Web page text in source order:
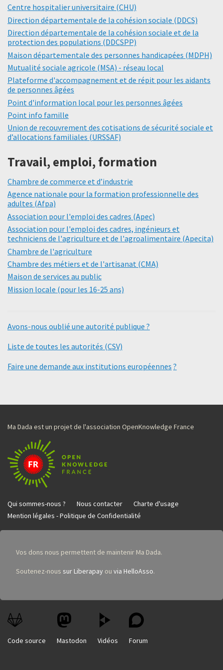
Centre hospitalier universitaire (CHU)
Direction départementale de la cohésion sociale (DDCS)
Direction départementale de la cohésion sociale et de la
protection des populations (DDCSPP)
Maison départementale des personnes handicapées (MDPH)
Mutualité sociale agricole (MSA) - réseau local
Plateforme d'accompagnement et de répit pour les aidants
de personnes âgées
Point d'information local pour les personnes âgées
Point info famille
Union de recouvrement des cotisations de sécurité sociale et
d’allocations familiales (URSSAF)
Travail, emploi, formation
Chambre de commerce et d’industrie
Agence nationale pour la formation professionnelle des
adultes (Afpa)
Association pour l'emploi des cadres (Apec)
Association pour l'emploi des cadres, ingénieurs et
techniciens de l'agriculture et de l'agroalimentaire (Apecita)
Chambre de l'agriculture
Chambre des métiers et de l'artisanat (CMA)
Maison de services au public
Mission locale (pour les 16-25 ans)
Avons-nous oublié une autorité publique ?
Liste de toutes les autorités (CSV)
Faire une demande aux institutions européennes ?
Ma Dada est un projet de l'association OpenKnowledge France
Qui sommes-nous ? Nous contacter
Charte d'usage
Mention légales - Politique de Confidentialité
Vos dons nous permettent de maintenir Ma Dada.
Soutenez-nous sur Liberapay ou via HelloAsso.
Code source Mastodon Vidéos Forum